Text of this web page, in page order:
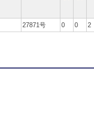
27871号 0 0 2